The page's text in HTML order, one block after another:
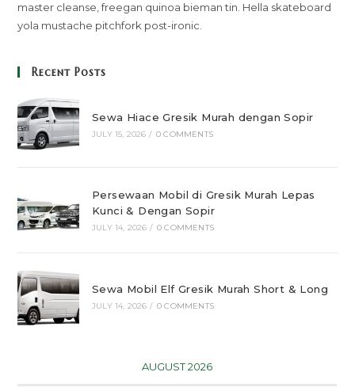
master cleanse, freegan quinoa bieman tin. Hella skateboard
yola mustache pitchfork post-ironic.
Recent Posts
Sewa Hiace Gresik Murah dengan Sopir
JULY 15, 2026 / 0 COMMENTS
Persewaan Mobil di Gresik Murah Lepas
Kunci & Dengan Sopir
JULY 14, 2026 / 0 COMMENTS
Sewa Mobil Elf Gresik Murah Short & Long
JULY 14, 2026 / 0 COMMENTS
AUGUST 2026